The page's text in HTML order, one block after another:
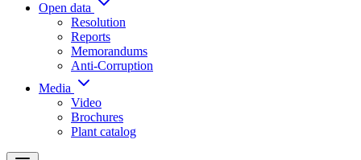
Open data
Resolution
Reports
Memorandums
Anti-Corruption
Media
Video
Brochures
Plant catalog